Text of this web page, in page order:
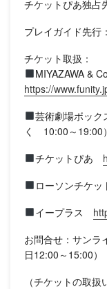
チケットぴあ独占
プレイガイド先行
チケット取扱：
MIYAZAWA &
https://
芸術劇場ボッ
く 10:00～19:00
チケットぴあ
ローソンチケ
イープラス
お問合せ：サン
日12:00～15:00）
（チケットの取扱